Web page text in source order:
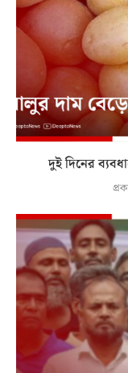
দুই দিনের